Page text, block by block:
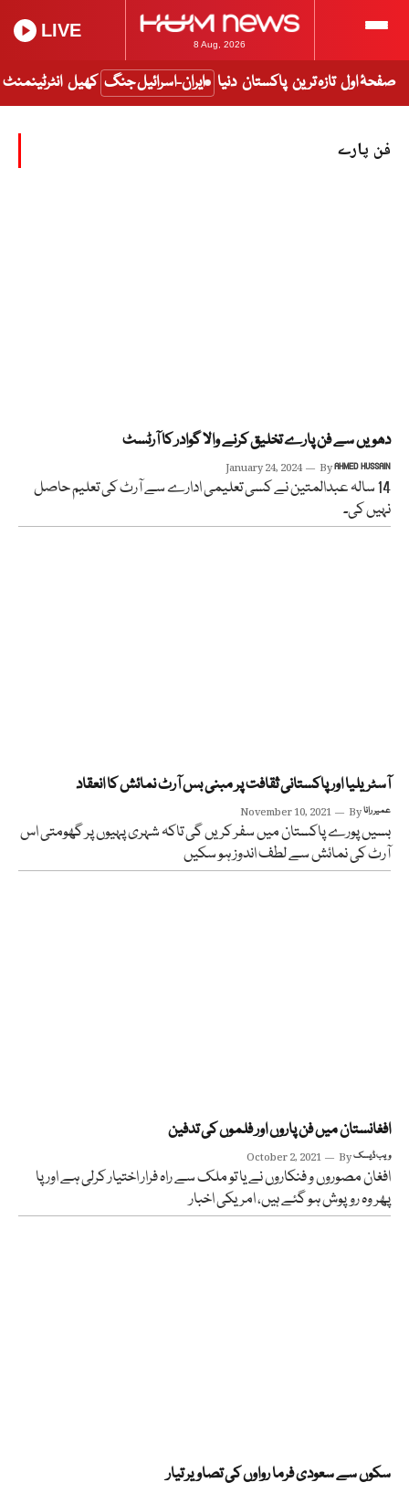
8 Aug, 2026
LIVE
صفحۂ اول تازہ ترین پاکستان دنیا ایران-اسرائیل جنگ کھیل انٹرٹینمنٹ
فن پارے
دھویں سے فن پارے تخلیق کرنے والا گوادر کا آرٹسٹ
January 24, 2024 ByAHMED HUSSAIN
14 سالہ عبدالمتین نے کسی تعلیمی ادارے سے آرٹ کی تعلیم حاصل
نہیں کی۔
آسٹریلیا اور پاکستانی ثقافت پر مبنی بس آرٹ نمائش کا انعقاد
November 10, 2021 Byعمیر رانا
بسیں پورے پاکستان میں سفر کریں گی تاکہ شہری پہیوں پر گھومتی اس
آرٹ کی نمائش سے لطف اندوز ہو سکیں
افغانستان میں فن پاروں اور فلموں کی تدفین
October 2, 2021 Byویب ڈیسک
افغان مصوروں و فنکاروں نے یا تو ملک سے راہ فرار اختیار کرلی ہے اور پا
پھر وہ روپوش ہو گئے ہیں، امریکی اخبار
سکوں سے سعودی فرما رواوں کی تصاویر تیار